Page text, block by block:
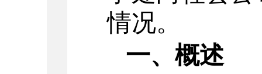
情况。
一、概述